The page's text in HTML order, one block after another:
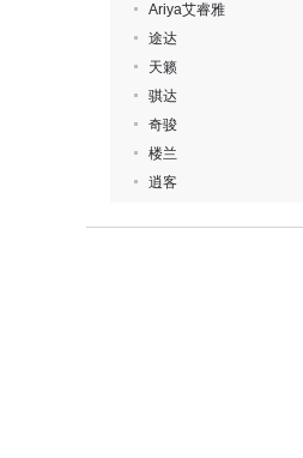
Ariya艾睿雅
途达
天籁
骐达
奇骏
楼兰
逍客